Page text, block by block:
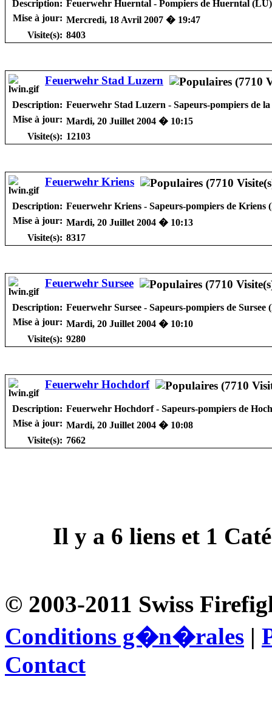
Description: Feuerwehr Huerntal - Pompiers de Huerntal (LU)
Mise à jour: Mercredi, 18 Avril 2007 � 19:47
Visite(s): 8403
Feuerwehr Stad Luzern
Description: Feuerwehr Stad Luzern - Sapeurs-pompiers de
Mise à jour: Mardi, 20 Juillet 2004 � 10:15
Visite(s): 12103
Feuerwehr Kriens
Description: Feuerwehr Kriens - Sapeurs-pompiers de Kriens
Mise à jour: Mardi, 20 Juillet 2004 � 10:13
Visite(s): 8317
Feuerwehr Sursee
Description: Feuerwehr Sursee - Sapeurs-pompiers de Sursee
Mise à jour: Mardi, 20 Juillet 2004 � 10:10
Visite(s): 9280
Feuerwehr Hochdorf
Description: Feuerwehr Hochdorf - Sapeurs-pompiers de
Mise à jour: Mardi, 20 Juillet 2004 � 10:08
Visite(s): 7662
Il y a 6 liens et 1
© 2003-2011 Swiss
Conditions g�n�rales |
Contact